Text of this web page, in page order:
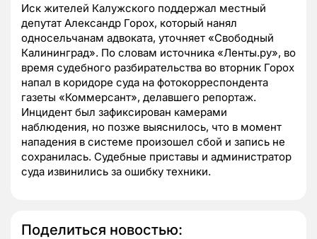
Иск жителей Калужского поддержал местный
депутат Александр Горох, который нанял
односельчанам адвоката, уточняет «Свободный
Калининград». По словам источника «Ленты.ру», во
время судебного разбирательства во вторник Горох
напал в коридоре суда на фотокорреспондента
газеты «Коммерсант», делавшего репортаж.
Инцидент был зафиксирован камерами
наблюдения, но позже выяснилось, что в момент
нападения в системе произошел сбой и запись не
сохранилась. Судебные приставы и администратор
суда извинились за ошибку техники.
Поделиться новостью: